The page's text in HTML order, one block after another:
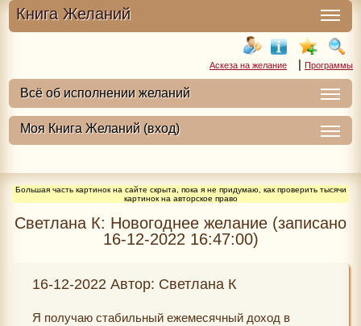
Книга Желаний
Аскеза на желание | Программы
Большая часть картинок на сайте скрыта, пока я не придумаю, как проверить тысячи
картинок на авторское право
Светлана К: Новогоднее желание (записано
16-12-2022 16:47:00)
16-12-2022 Автор: Светлана К
Я получаю стабильный ежемесячный доход в